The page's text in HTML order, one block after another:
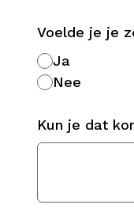
Voelde je je
Ja
Nee
Kun je dat